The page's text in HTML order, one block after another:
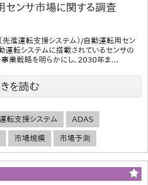
ンサ市場に関する調査
進運転支援システム）/自動運転用セン
転システムに搭載されているセンサの
業戦略を明らかにし、2030年ま...
を読む
転支援システム ADAS
市場規模 市場予測